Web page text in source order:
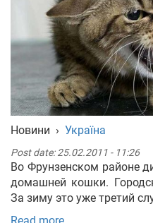
Новини › Україна
Post date:25.02.2011 - 11:26
Во Фрунзенском районе
домашней кошки.
За зиму это уже третий
Read more